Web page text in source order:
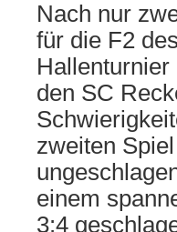
Nach nur
für die F2
den SC
zweiten
einem
3:4